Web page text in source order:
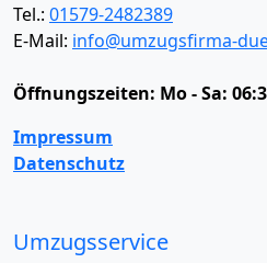
Tel.: 01579-2482389
E-Mail: info@umzugsfirma-
Öffnungszeiten: Mo - Sa:
Impressum
Datenschutz
Umzugsservice